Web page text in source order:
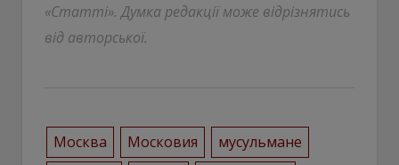
«Статті». Думка редакції може відрізнятись
від авторської.
Москва Московия
мусульмане